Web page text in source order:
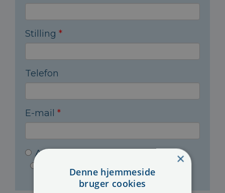
Stilling *
Telefon
E-mail *
Arbejdsmiljørepræsentant
Arbejdsleder
Andet ×
Denne hjemmeside
bruger cookies